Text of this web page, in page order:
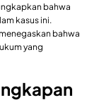
bahwa
kasus ini.
bahwa
yang